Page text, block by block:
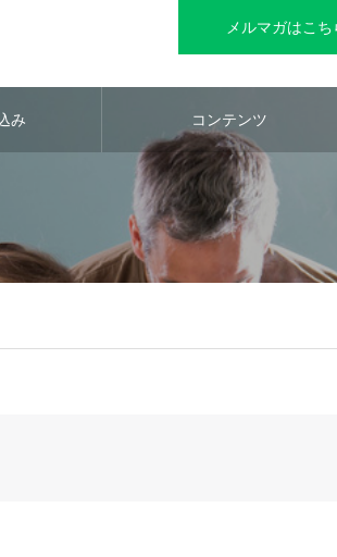
メルマガはこち
み コンテンツ